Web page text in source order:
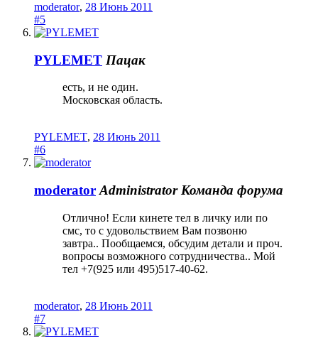
moderator, 28 Июнь 2011
#5
PYLEMET Пацак
есть, и не один.
Московская область.
PYLEMET, 28 Июнь 2011
#6
moderator Administrator Команда форума
Отлично! Если кинете тел в личку или по
смс, то с удовольствием Вам позвоню
завтра.. Пообщаемся, обсудим детали и проч.
вопросы возможного сотрудничества.. Мой
тел +7(925 или 495)517-40-62.
moderator, 28 Июнь 2011
#7